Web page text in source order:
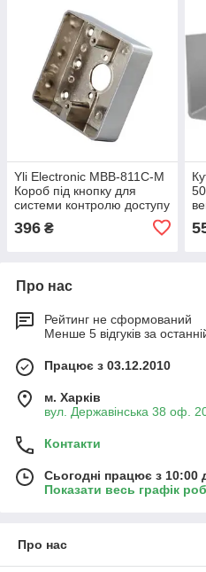
Yli Electronic MBB-811C-M
Короб під кнопку для
системи контролю доступу
396 ₴
Про нас
Рейтинг не сформований
Менше 5 відгуків за
Працює з 03.12.2010
м. Харків
вул. Державінська 38 оф.
Контакти
Сьогодні працює з 10:00
Показати весь графік
Про нас